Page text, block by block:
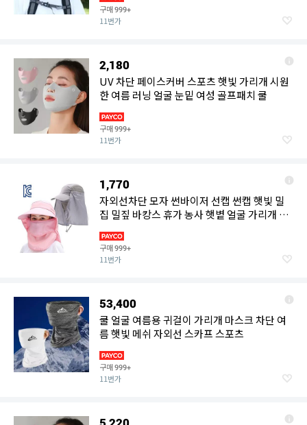
구매999+
11번가
2,180
UV 차단 페이스커버 스포츠 햇빛 가리개 시원
한 여름 러닝 얼굴 눈밑 여성 골프패치 쿨
구매999+
11번가
1,770
자외선차단 모자 썬바이저 선캡 썬캡 햇빛 밀
집 밀짚 바캉스 휴가 농사 햇볕 얼굴 가리개 창
구매999+
11번가
53,400
쿨 얼굴 여름용 귀걸이 가리개 마스크 차단 여
름 햇빛 메쉬 자외선 스카프 스포츠
구매999+
11번가